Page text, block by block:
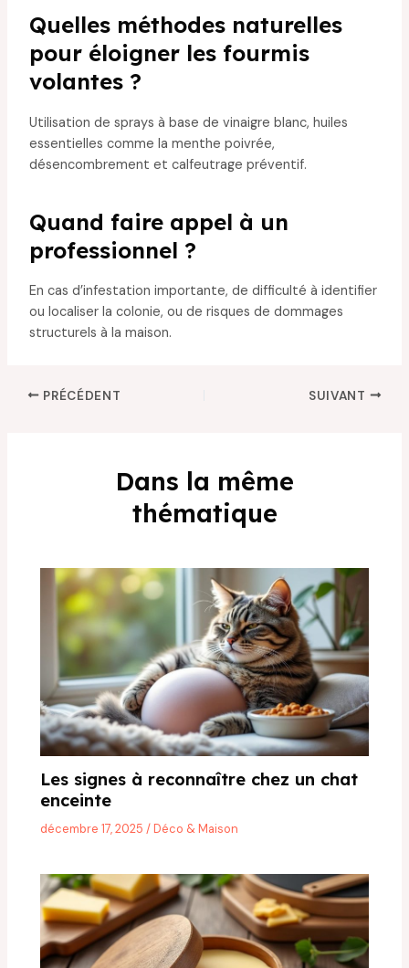
Quelles méthodes naturelles
pour éloigner les fourmis
volantes ?
Utilisation de sprays à base de vinaigre blanc, huiles
essentielles comme la menthe poivrée,
désencombrement et calfeutrage préventif.
Quand faire appel à un
professionnel ?
En cas d’infestation importante, de difficulté à identifier
ou localiser la colonie, ou de risques de dommages
structurels à la maison.
PRÉCÉDENT SUIVANT
Dans la même
thématique
Les signes à reconnaître chez un chat
enceinte
décembre 17, 2025/Déco & Maison